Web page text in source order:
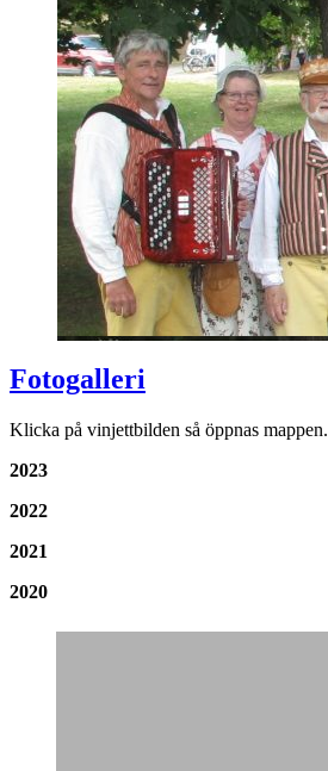
Fotogalleri
Klicka på vinjettbilden så öppnas mappen.
2023
2022
2021
2020